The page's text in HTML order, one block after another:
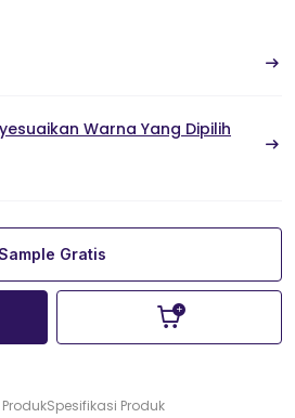
Warna Yang Dipilih
Gratis
Spesifikasi Produk